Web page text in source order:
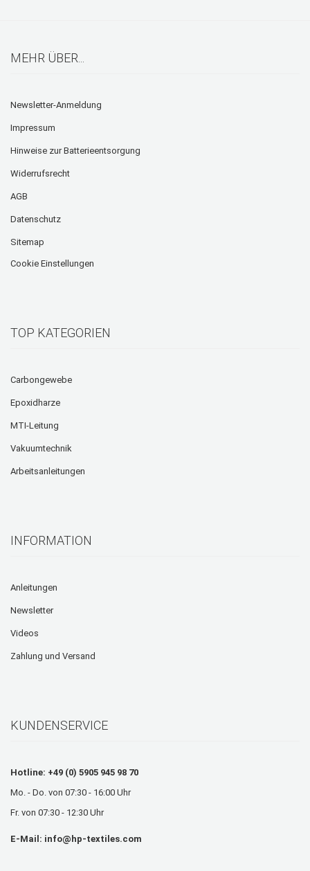
MEHR ÜBER...
Newsletter-Anmeldung
Impressum
Hinweise zur Batterieentsorgung
Widerrufsrecht
AGB
Datenschutz
Sitemap
Cookie Einstellungen
TOP KATEGORIEN
Carbongewebe
Epoxidharze
MTI-Leitung
Vakuumtechnik
Arbeitsanleitungen
INFORMATION
Anleitungen
Newsletter
Videos
Zahlung und Versand
KUNDENSERVICE
Hotline: +49 (0) 5905 945 98 70
Mo. - Do. von 07:30 - 16:00 Uhr
Fr. von 07:30 - 12:30 Uhr
E-Mail: info@hp-textiles.com